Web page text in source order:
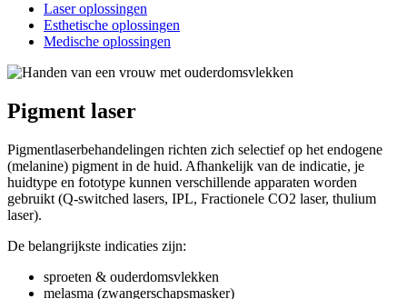
Laser oplossingen
Esthetische oplossingen
Medische oplossingen
Pigment laser
Pigmentlaserbehandelingen richten zich selectief op het endogene
(melanine) pigment in de huid. Afhankelijk van de indicatie, je
huidtype en fototype kunnen verschillende apparaten worden
gebruikt (Q-switched lasers, IPL, Fractionele CO2 laser, thulium
laser).
De belangrijkste indicaties zijn:
sproeten & ouderdomsvlekken
melasma (zwangerschapsmasker)